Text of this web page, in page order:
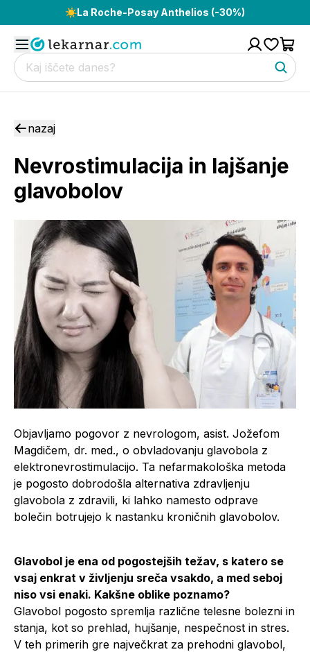
☀️La Roche-Posay Anthelios (-30%)
nazaj
Nevrostimulacija in lajšanje
glavobolov
Objavljamo pogovor z nevrologom, asist. Jožefom
Magdičem, dr. med., o obvladovanju glavobola z
elektronevrostimulacijo. Ta nefarmakološka metoda
je pogosto dobrodošla alternativa zdravljenju
glavobola z zdravili, ki lahko namesto odprave
bolečin botrujejo k nastanku kroničnih glavobolov.
Glavobol je ena od pogostejših težav, s katero se
vsaj enkrat v življenju sreča vsakdo, a med seboj
niso vsi enaki. Kakšne oblike poznamo?
Glavobol pogosto spremlja različne telesne bolezni in
stanja, kot so prehlad, hujšanje, nespečnost in stres.
V teh primerih gre največkrat za prehodni glavobol,